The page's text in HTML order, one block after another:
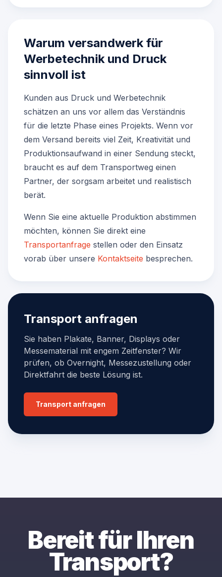
Warum versandwerk für
Werbetechnik und Druck
sinnvoll ist
Kunden aus Druck und Werbetechnik
schätzen an uns vor allem das Verständnis
für die letzte Phase eines Projekts. Wenn vor
dem Versand bereits viel Zeit, Kreativität und
Produktionsaufwand in einer Sendung steckt,
braucht es auf dem Transportweg einen
Partner, der sorgsam arbeitet und realistisch
berät.
Wenn Sie eine aktuelle Produktion abstimmen
möchten, können Sie direkt eine
Transportanfrage stellen oder den Einsatz
vorab über unsere Kontaktseite besprechen.
Transport anfragen
Sie haben Plakate, Banner, Displays oder
Messematerial mit engem Zeitfenster? Wir
prüfen, ob Overnight, Messezustellung oder
Direktfahrt die beste Lösung ist.
Transport anfragen
Bereit für Ihren
Transport?